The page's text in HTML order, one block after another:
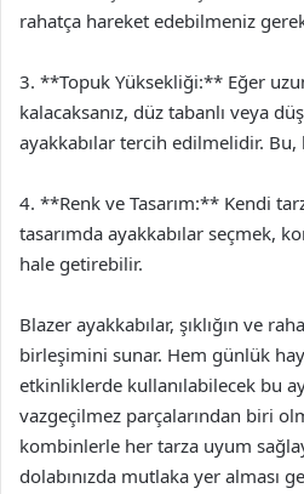
rahatça hareket edebilmeniz
3. **Topuk Yüksekliği:** Eğer
kalacaksanız, düz tabanlı veya
ayakkabılar tercih edilmelidir. Bu,
4. **Renk ve Tasarım:** Kendi
tasarımda ayakkabılar seçmek,
hale getirebilir.
Blazer ayakkabılar, şıklığın ve
birleşimini sunar. Hem günlük
etkinliklerde kullanılabilecek bu
vazgeçilmez parçalarından biri
kombinlerle her tarza uyum
dolabınızda mutlaka yer alması